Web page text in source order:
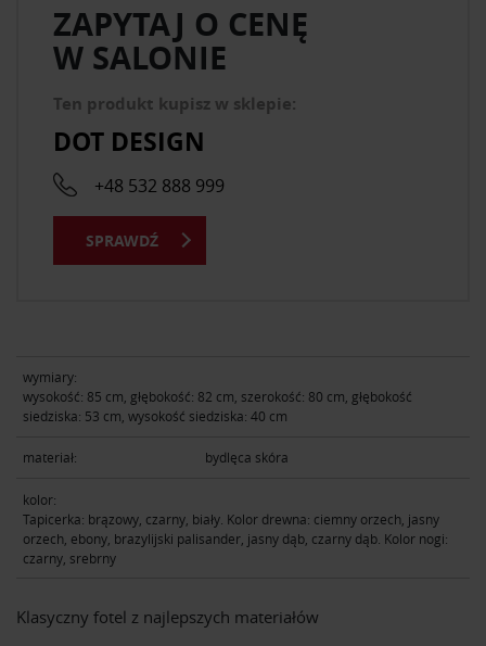
wymiary:
wysokość: 85 cm, głębokość: 82 cm, szerokość: 80 cm, głębokość
siedziska: 53 cm, wysokość siedziska: 40 cm
materiał: bydlęca skóra
kolor:
Tapicerka: brązowy, czarny, biały. Kolor drewna: ciemny orzech, jasny
orzech, ebony, brazylijski palisander, jasny dąb, czarny dąb. Kolor nogi:
czarny, srebrny
Klasyczny fotel z najlepszych materiałów
ZAPYTAJ O CENĘ
W SALONIE
Ten produkt kupisz w sklepie:
DOT DESIGN
+48 532 888 999
SPRAWDŹ